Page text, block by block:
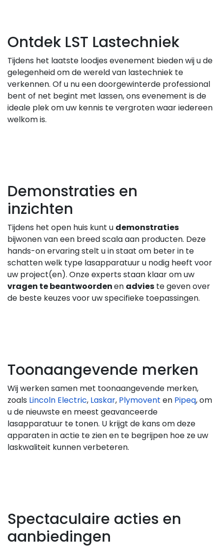
Ontdek LST Lastechniek
Tijdens het laatste loodjes evenement bieden wij u de
gelegenheid om de wereld van lastechniek te
verkennen. Of u nu een doorgewinterde professional
bent of net begint met lassen, ons evenement is de
ideale plek om uw kennis te vergroten waar iedereen
welkom is.
Demonstraties en
inzichten
Tijdens het open huis kunt u demonstraties
bijwonen van een breed scala aan producten. Deze
hands-on ervaring stelt u in staat om beter in te
schatten welk type lasapparatuur u nodig heeft voor
uw project(en). Onze experts staan klaar om uw
vragen te beantwoordenen advies te geven over
de beste keuzes voor uw specifieke toepassingen.
Toonaangevende merken
Wij werken samen met toonaangevende merken,
zoals Lincoln Electric, Laskar, Plymovent en Pipeq, om
u de nieuwste en meest geavanceerde
lasapparatuur te tonen. U krijgt de kans om deze
apparaten in actie te zien en te begrijpen hoe ze uw
laskwaliteit kunnen verbeteren.
Spectaculaire acties en
aanbiedingen